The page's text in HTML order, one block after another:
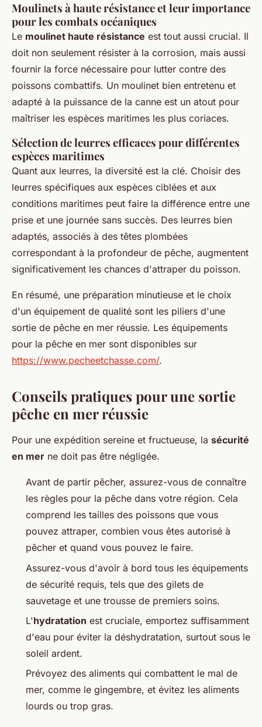
Moulinets à haute résistance et leur importance
pour les combats océaniques
Le moulinet haute résistance est tout aussi crucial. Il
doit non seulement résister à la corrosion, mais aussi
fournir la force nécessaire pour lutter contre des
poissons combattifs. Un moulinet bien entretenu et
adapté à la puissance de la canne est un atout pour
maîtriser les espèces maritimes les plus coriaces.
Sélection de leurres efficaces pour différentes
espèces maritimes
Quant aux leurres, la diversité est la clé. Choisir des
leurres spécifiques aux espèces ciblées et aux
conditions maritimes peut faire la différence entre une
prise et une journée sans succès. Des leurres bien
adaptés, associés à des têtes plombées
correspondant à la profondeur de pêche, augmentent
significativement les chances d'attraper du poisson.
En résumé, une préparation minutieuse et le choix
d'un équipement de qualité sont les piliers d'une
sortie de pêche en mer réussie. Les équipements
pour la pêche en mer sont disponibles sur
https://www.pecheetchasse.com/.
Conseils pratiques pour une sortie
pêche en mer réussie
Pour une expédition sereine et fructueuse, la sécurité
en mer ne doit pas être négligée.
Avant de partir pêcher, assurez-vous de connaître
les règles pour la pêche dans votre région. Cela
comprend les tailles des poissons que vous
pouvez attraper, combien vous êtes autorisé à
pêcher et quand vous pouvez le faire.
Assurez-vous d'avoir à bord tous les équipements
de sécurité requis, tels que des gilets de
sauvetage et une trousse de premiers soins.
L'hydratation est cruciale, emportez suffisamment
d'eau pour éviter la déshydratation, surtout sous le
soleil ardent.
Prévoyez des aliments qui combattent le mal de
mer, comme le gingembre, et évitez les aliments
lourds ou trop gras.